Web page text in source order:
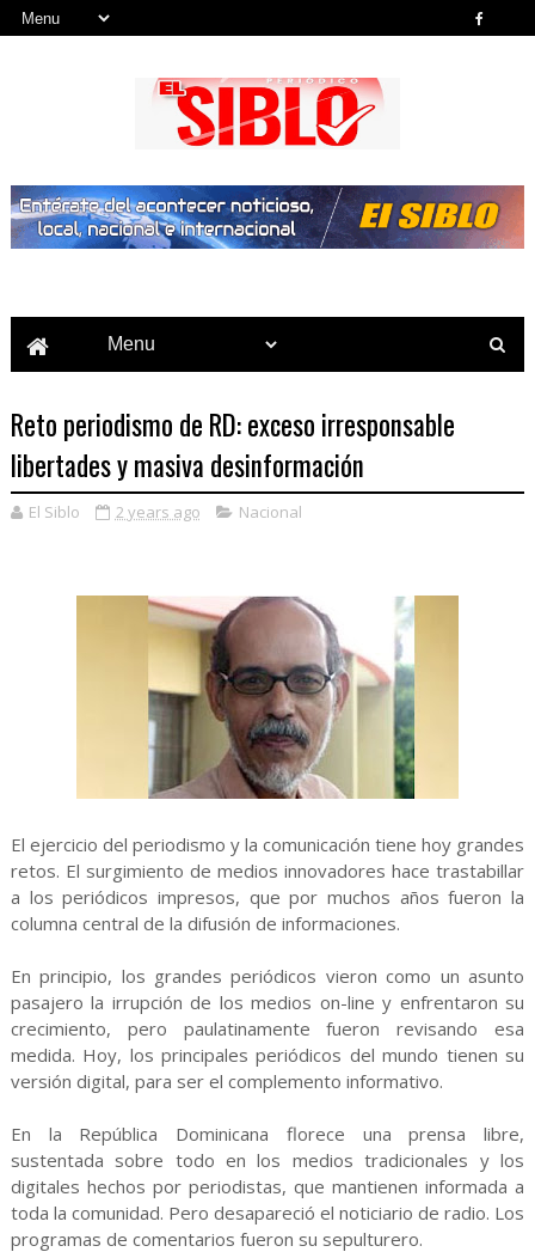
Reto periodismo de RD: exceso irresponsable
libertades y masiva desinformación
El Siblo 2 years ago Nacional
El ejercicio del periodismo y la comunicación tiene hoy grandes
retos. El surgimiento de medios innovadores hace trastabillar
a los periódicos impresos, que por muchos años fueron la
columna central de la difusión de informaciones.
En principio, los grandes periódicos vieron como un asunto
pasajero la irrupción de los medios on-line y enfrentaron su
crecimiento, pero paulatinamente fueron revisando esa
medida. Hoy, los principales periódicos del mundo tienen su
versión digital, para ser el complemento informativo.
En la República Dominicana florece una prensa libre,
sustentada sobre todo en los medios tradicionales y los
digitales hechos por periodistas, que mantienen informada a
toda la comunidad. Pero desapareció el noticiario de radio. Los
programas de comentarios fueron su sepulturero.